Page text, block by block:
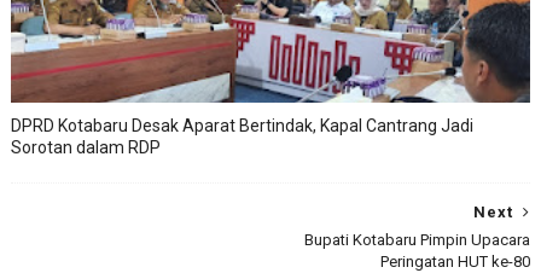
DPRD Kotabaru Desak Aparat Bertindak, Kapal Cantrang Jadi
Sorotan dalam RDP
Next
Bupati Kotabaru Pimpin Upacara
Peringatan HUT ke-80